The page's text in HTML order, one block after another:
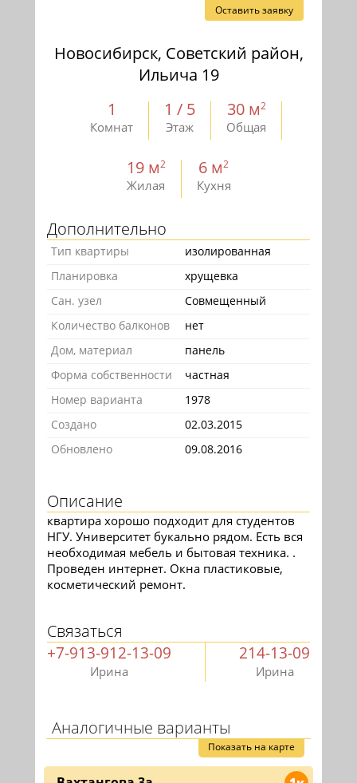
Оставить заявку
Новосибирск, Советский район,
Ильича 19
1
Комнат
1 / 5
Этаж
30 м2
Общая
19 м2
Жилая
6 м2
Кухня
Дополнительно
Тип квартиры
изолированная
Планировка
хрущевка
Сан. узел
Совмещенный
Количество балконов
нет
Дом, материал
панель
Форма собственности
частная
Номер варианта
1978
Создано
02.03.2015
Обновлено
09.08.2016
Описание
квартира хорошо подходит для студентов
НГУ. Университет букально рядом. Есть вся
необходимая мебель и бытовая техника. .
Проведен интернет. Окна пластиковые,
косметический ремонт.
Связаться
+7-913-912-13-09
Ирина
214-13-09
Ирина
Аналогичные варианты
Показать на карте